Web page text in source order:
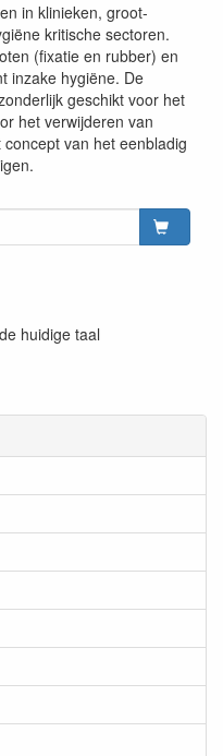
in klinieken, groot-
kritische sectoren.
(fixatie en rubber) en
inzake hygiëne. De
geschikt voor het
het verwijderen van
van het eenbladig
huidige taal